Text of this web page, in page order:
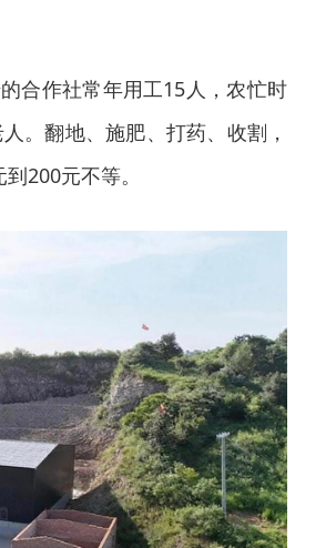
合作社常年用工15人，农忙时
。翻地、施肥、打药、收割，
200元不等。